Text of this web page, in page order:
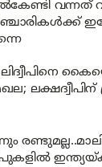
വന്നത്
ലക്ഷദ്വീപിന്